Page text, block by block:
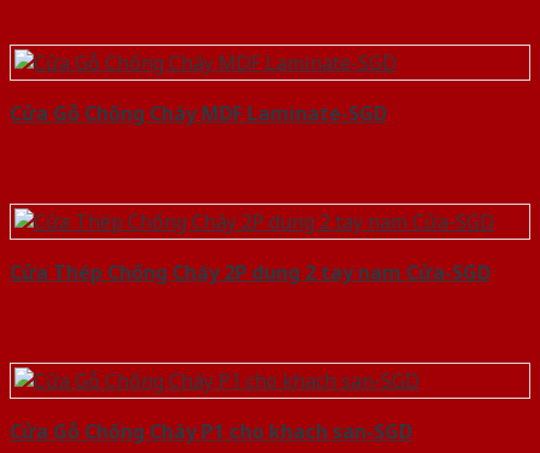
Cửa Gỗ Chống Cháy MDF Laminate-SGD
Cửa Thép Chống Cháy 2P dung 2 tay nam Cửa-SGD
Cửa Gỗ Chống Cháy P1 cho khach san-SGD